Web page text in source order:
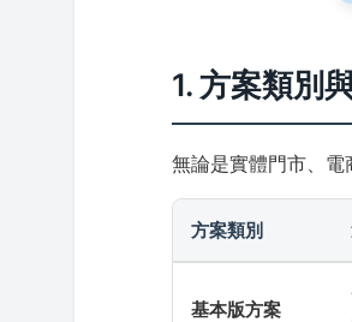
1. 方案類別
無論是實體門市、電
方案類別
基本版方案